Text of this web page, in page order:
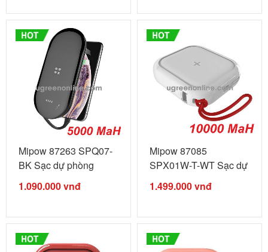
Mipow 87263 SPQ07-
BK Sạc dự phòng
không ...
1.090.000vnđ
Mipow 87085
SPX01W-T-WT Sạc dự
phòng không ...
1.499.000vnđ